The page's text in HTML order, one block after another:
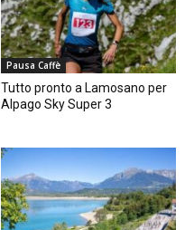
Pausa Caffè
Tutto pronto a Lamosano per
Alpago Sky Super 3